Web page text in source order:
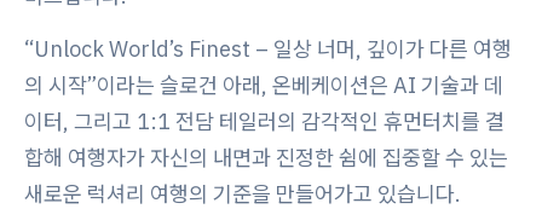
“Unlock World’s Finest – 일상 너머, 깊이가 다른 여행
의 시작”이라는 슬로건 아래, 온베케이션은 AI 기술과 데
이터, 그리고 1:1 전담 테일러의 감각적인 휴먼터치를 결
합해 여행자가 자신의 내면과 진정한 쉼에 집중할 수 있는
새로운 럭셔리 여행의 기준을 만들어가고 있습니다.